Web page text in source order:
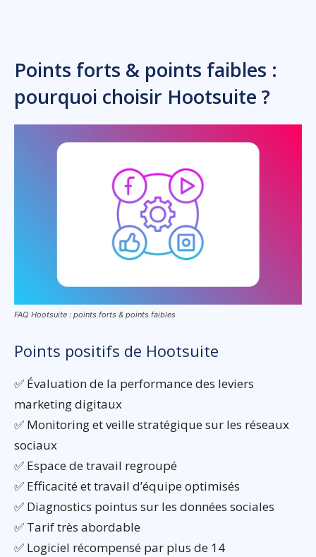
Points forts & points faibles :
pourquoi choisir Hootsuite ?
FAQ Hootsuite : points forts & points faibles
Points positifs de Hootsuite
✅ Évaluation de la performance des leviers
marketing digitaux
✅ Monitoring et veille stratégique sur les réseaux
sociaux
✅ Espace de travail regroupé
✅ Efficacité et travail d’équipe optimisés
✅ Diagnostics pointus sur les données sociales
✅ Tarif très abordable
✅ Logiciel récompensé par plus de 14